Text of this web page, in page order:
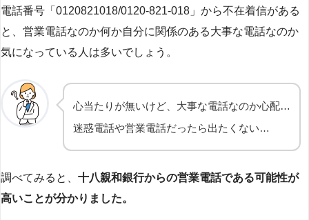
電話番号「0120821018/0120-821-018」から不在着信がある
と、営業電話なのか何か自分に関係のある大事な電話なのか
気になっている人は多いでしょう。
心当たりが無いけど、大事な電話なのか心配…
迷惑電話や営業電話だったら出たくない…
調べてみると、 十八親和銀行からの営業電話である可能性が
高いことが分かりました。